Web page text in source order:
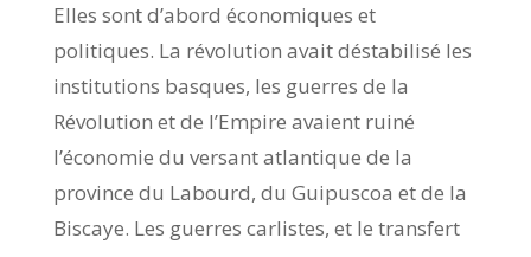
Elles sont d’abord économiques et
politiques. La révolution avait déstabilisé les
institutions basques, les guerres de la
Révolution et de l’Empire avaient ruiné
l’économie du versant atlantique de la
province du Labourd, du Guipuscoa et de la
Biscaye. Les guerres carlistes, et le transfert